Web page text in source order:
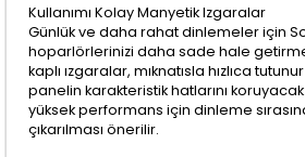
Kullanımı Kolay Manyetik Izgaralar
Günlük ve daha rahat dinlemeler için
hoparlörlerinizi daha sade hale
kaplı ızgaralar, mıknatısla hızlıca
panelin karakteristik hatlarını
yüksek performans için dinleme
çıkarılması önerilir.